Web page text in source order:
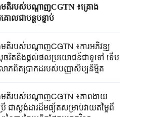
មតិរបស់បណ្តាញCGTN ៖គ្រោង
គោលជាបន្តបន្ទាប់
មតិរបស់បណ្តាញCGTN ៖ការអភិវឌ្ឍ
សុចរិតនិងផ្តល់ផលប្រយោជន៍ជាទូទៅ ទើប
ាភពិតប្រាកដរបស់បញ្ញាសិប្បនិម្មិត
មតិរបស់បណ្តាញCGTN ៖ភាពងាយ
ជាស្តង់ដារដ៏មធ្យ័តសម្រាប់វាយតម្លៃពី